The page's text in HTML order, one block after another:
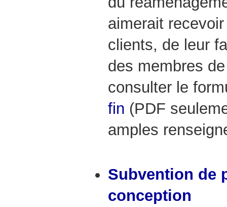
aimerait
clients, de leur
des membres
consulter le
fin (PDF
amples
Subvention de
conception